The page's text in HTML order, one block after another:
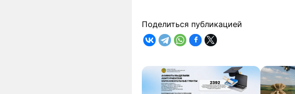
Поделиться публикацией